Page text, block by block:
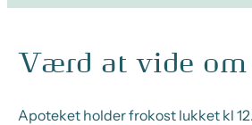
Værd at vide om
Apoteket holder frokost lukket kl